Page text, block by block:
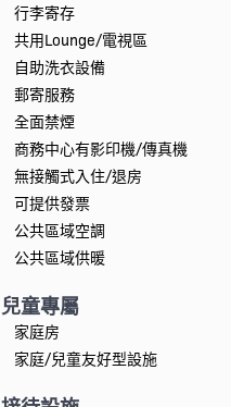
行李寄存
共用Lounge/電視區
自助洗衣設備
郵寄服務
全面禁煙
商務中心有影印機/傳真機
無接觸式入住/退房
可提供發票
公共區域空調
公共區域供暖
兒童專屬
家庭房
家庭/兒童友好型設施